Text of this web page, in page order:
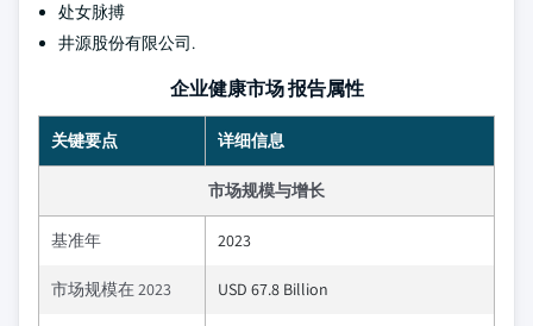
处女脉搏
井源股份有限公司.
企业健康市场 报告属性
关键要点 详细信息
市场规模与增长
基准年 2023
市场规模在 2023 USD 67.8 Billion